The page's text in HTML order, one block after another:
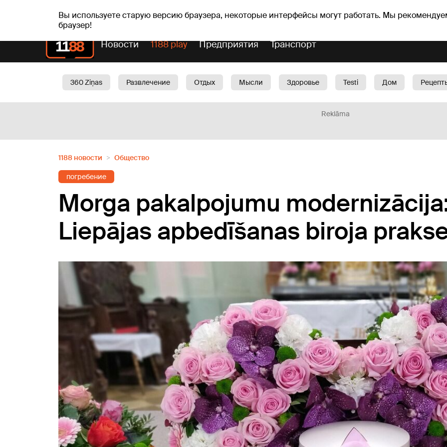
Вы используете старую версию браузера, некоторые интерфейсы могут работать. Мы
браузер!
чт, 06.08.2026. +22°C Aisma, Askolds Прогноз погоды Гороскопы
Новости 1188 play Предприятия Транспорт
360 Ziņas Развлечение Отдых Мысли Здоровье Testi Дом
Reklāma
1188 новости Oбщество
погребение
Morga pakalpojumu
Liepājas apbedīšanas biroja